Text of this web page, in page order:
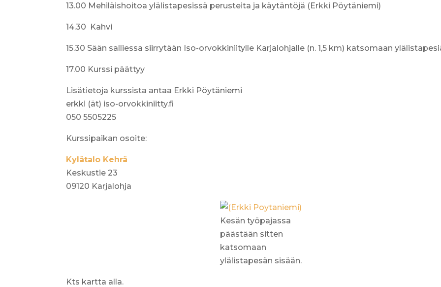
13.00 Mehiläishoitoa ylälistapesissä perusteita ja käytäntöjä (Erkki Pöytäniemi)
14.30 Kahvi
15.30 Sään salliessa siirrytään Iso-orvokkiniitylle Karjalohjalle (n. 1,5 km) katsomaan
17.00 Kurssi päättyy
Lisätietoja kurssista antaa Erkki Pöytäniemi
erkki (ät) iso-orvokkiniitty.fi
050 5505225
Kurssipaikan osoite:
Kylätalo Kehrä
Keskustie 23
09120 Karjalohja
Kesän työpajassa
päästään sitten
katsomaan
ylälistapesän sisään.
Kts kartta alla.